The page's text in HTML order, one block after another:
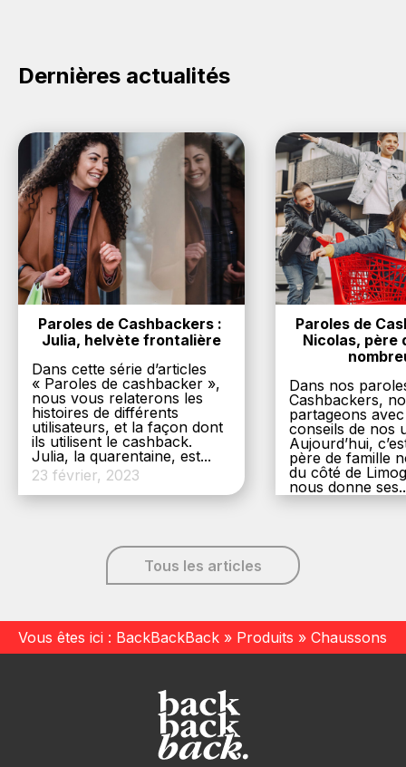
Dernières actualités
Paroles de Cashbackers :
Julia, helvète frontalière
Dans cette série d’articles
« Paroles de cashbacker »,
nous vous relaterons les
histoires de différents
utilisateurs, et la façon dont
ils utilisent le cashback.
Julia, la quarentaine, est...
23 février, 2023
Paroles de
Nicolas, père
Dans nos
Cashbackers,
partageons
conseils de nos
Aujourd’hui,
père de famille
du côté de
nous donne
Tous les articles
Vous êtes ici : BackBackBack » Produits » Chaussons